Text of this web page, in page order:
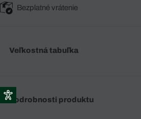
Bezplatné vrátenie
Veľkostná tabuľka
Podrobnosti produktu